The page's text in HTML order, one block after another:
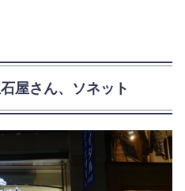
屋さん、ソネット